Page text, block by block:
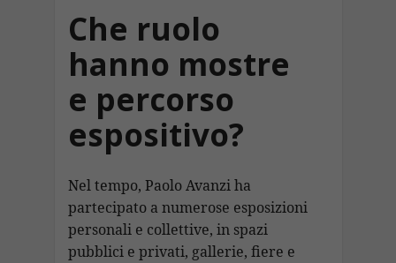
Che ruolo
hanno mostre
e percorso
espositivo?
Nel tempo, Paolo Avanzi ha
partecipato a numerose esposizioni
personali e collettive, in spazi
pubblici e privati, gallerie, fiere e